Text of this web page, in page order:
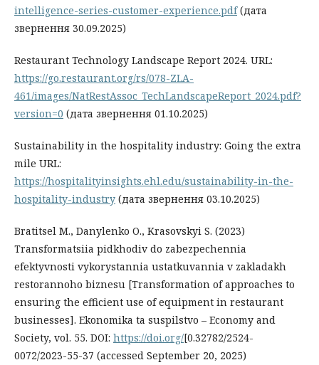
intelligence-series-customer-experience.pdf(дата
звернення 30.09.2025)
Restaurant Technology Landscape Report 2024. URL:
https://go.restaurant.org/rs/078-ZLA-
461/images/NatRestAssoc_TechLandscapeReport_2024.pdf?
version=0 (дата звернення 01.10.2025)
Sustainability in the hospitality industry: Going the extra
mile URL:
https://hospitalityinsights.ehl.edu/sustainability-in-the-
hospitality-industry (дата звернення 03.10.2025)
Bratitsel M., Danylenko O., Krasovskyi S. (2023)
Transformatsiia pidkhodiv do zabezpechennia
efektyvnosti vykorystannia ustatkuvannia v zakladakh
restorannoho biznesu [Transformation of approaches to
ensuring the efficient use of equipment in restaurant
businesses]. Ekonomika ta suspilstvo – Economy and
Society, vol. 55. DOI: https://doi.org/[0.32782/2524-
0072/2023-55-37 (accessed September 20, 2025)